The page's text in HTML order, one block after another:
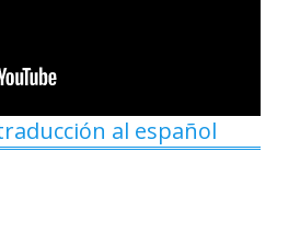
al español